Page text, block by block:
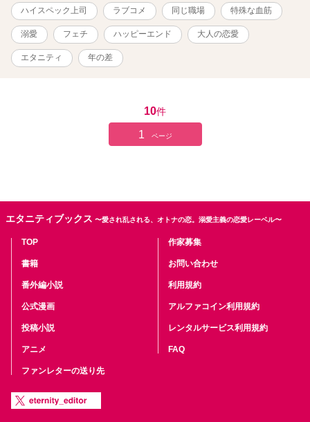
ハイスペック上司 ラブコメ 同じ職場 特殊な血筋
溺愛 フェチ ハッピーエンド 大人の恋愛
エタニティ 年の差
10件
1 ページ
エタニティブックス 〜愛され乱される、オトナの恋。溺愛主義の恋愛レーベル〜
TOP
書籍
番外編小説
公式漫画
投稿小説
アニメ
ファンレターの送り先
作家募集
お問い合わせ
利用規約
アルファコイン利用規約
レンタルサービス利用規約
FAQ